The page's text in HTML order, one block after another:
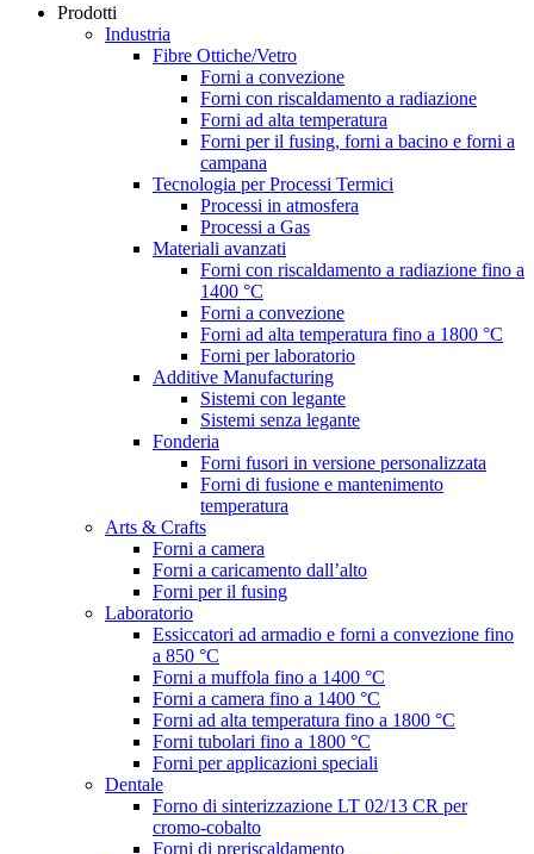
Prodotti
Industria
Fibre Ottiche/Vetro
Forni a convezione
Forni con riscaldamento a radiazione
Forni ad alta temperatura
Forni per il fusing, forni a bacino e forni a
campana
Tecnologia per Processi Termici
Processi in atmosfera
Processi a Gas
Materiali avanzati
Forni con riscaldamento a radiazione fino a
1400 °C
Forni a convezione
Forni ad alta temperatura fino a 1800 °C
Forni per laboratorio
Additive Manufacturing
Sistemi con legante
Sistemi senza legante
Fonderia
Forni fusori in versione personalizzata
Forni di fusione e mantenimento
temperatura
Arts & Crafts
Forni a camera
Forni a caricamento dall’alto
Forni per il fusing
Laboratorio
Essiccatori ad armadio e forni a convezione fino
a 850 °C
Forni a muffola fino a 1400 °C
Forni a camera fino a 1400 °C
Forni ad alta temperatura fino a 1800 °C
Forni tubolari fino a 1800 °C
Forni per applicazioni speciali
Dentale
Forno di sinterizzazione LT 02/13 CR per
cromo-cobalto
Forni di preriscaldamento